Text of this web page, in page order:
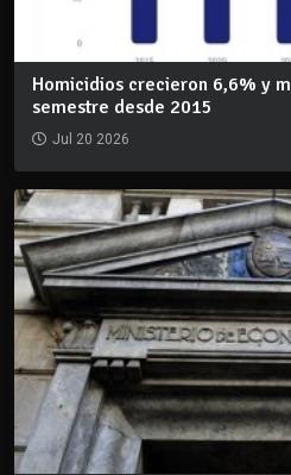
Homicidios crecieron 6,6% y
semestre desde 2015
Jul 20 2026